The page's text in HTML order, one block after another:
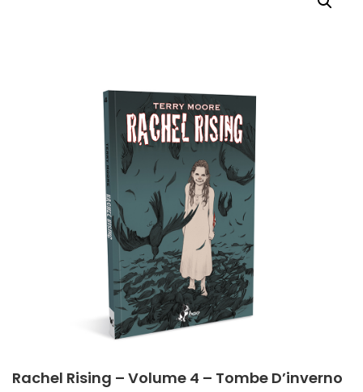
Rachel Rising – Volume 4 – Tombe D’inverno